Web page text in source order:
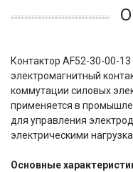
Контактор AF52-30-00-
электромагнитный
коммутации силовых
применяется в
для управления
электрическими
Основные